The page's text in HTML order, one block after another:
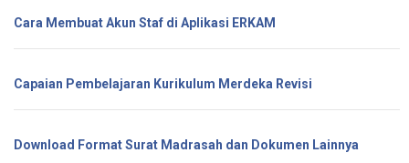
Cara Membuat Akun Staf di Aplikasi ERKAM
Capaian Pembelajaran Kurikulum Merdeka Revisi
Download Format Surat Madrasah dan Dokumen Lainnya